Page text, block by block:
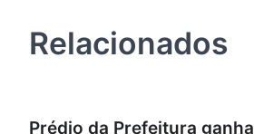
Relacionados
Prédio da Prefeitura ganha